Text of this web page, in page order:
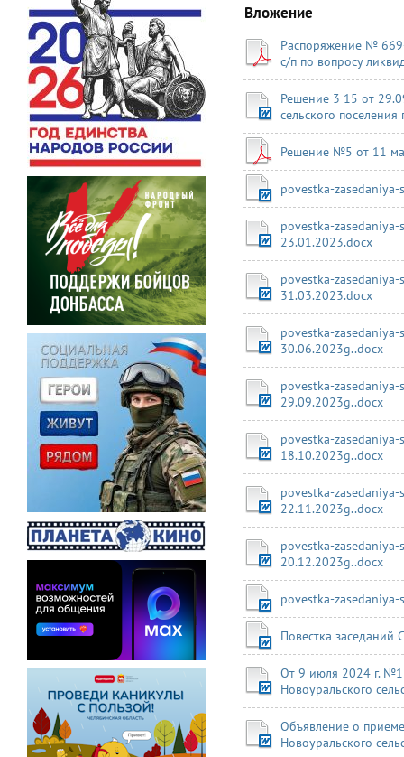
Вложение
Распоряжение №
с/п по вопросу
Решение 3 15 от
сельского
Решение №5 от 11
povestka-
povestka-
23.01.2023.docx
povestka-
31.03.2023.docx
povestka-
30.06.2023g..docx
povestka-
29.09.2023g..docx
povestka-
18.10.2023g..docx
povestka-
22.11.2023g..docx
povestka-
20.12.2023g..docx
povestka-
Повестка заседаний
От 9 июля 2024 г.
Новоуральского
Объявление о
Новоуральского